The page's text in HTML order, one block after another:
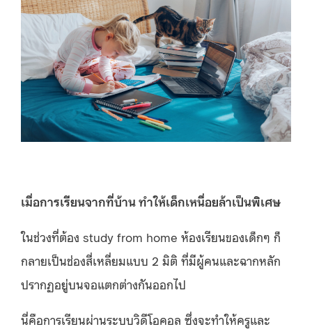
เมื่อการเรียนจากที่บ้าน ทำให้เด็กเหนื่อยล้าเป็นพิเศษ
ในช่วงที่ต้อง study from home ห้องเรียนของเด็กๆ ก็
กลายเป็นช่องสี่เหลี่ยมแบบ 2 มิติ ที่มีผู้คนและฉากหลัก
ปรากฏอยู่บนจอแตกต่างกันออกไป
นี่คือการเรียนผ่านระบบวิดีโอคอล ซึ่งจะทำให้ครูและ